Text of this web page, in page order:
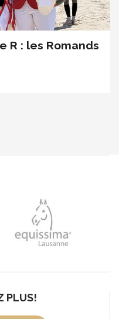
R : les Romands
PLUS!